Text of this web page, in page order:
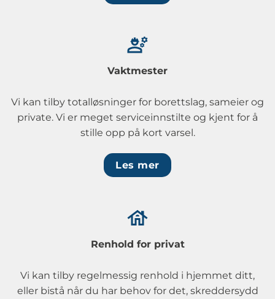
Vaktmester
Vi kan tilby totalløsninger for borettslag, sameier og
private. Vi er meget serviceinnstilte og kjent for å
stille opp på kort varsel.
Les mer
Renhold for privat
Vi kan tilby regelmessig renhold i hjemmet ditt,
eller bistå når du har behov for det, skreddersydd